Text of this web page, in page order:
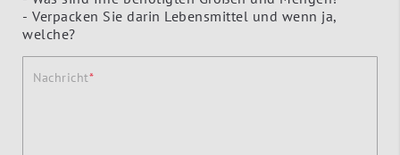
- Verpacken Sie darin Lebensmittel und wenn ja,
welche?
Nachricht